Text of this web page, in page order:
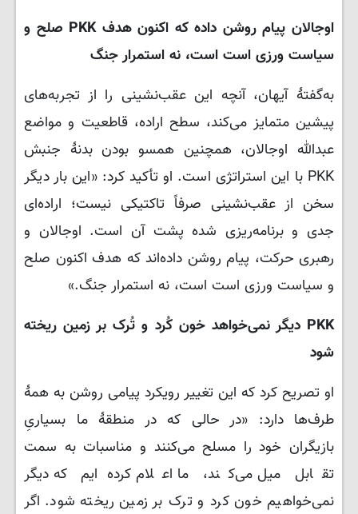
اوجالان پیام روشن داده‌ که اکنون هدف PKK صلح و
سیاست ورزی است است، نه استمرار جنگ
به‌گفتهٔ آیهان، آنچه این عقب‌نشینی را از تجربه‌های
پیشین متمایز می‌کند، سطح اراده، قاطعیت و مواضع
عبدالله اوجالان، همچنین همسو بودن بدنهٔ جنبش
PKK با این استراتژی است. او تأکید کرد: «این بار دیگر
سخن از عقب‌نشینی صرفاً تاکتیکی نیست؛ اراده‌ای
جدی و برنامه‌ریزی شده پشت آن است. اوجالان و
رهبری حرکت، پیام روشن داده‌اند که هدف اکنون صلح
و سیاست ورزی است است، نه استمرار جنگ.»
PKK دیگر نمی‌خواهد خون کُرد و تُرک بر زمین ریخته
شود
او تصریح کرد که این تغییر رویکرد پیامی روشن به همهٔ
طرف‌ها دارد: «در حالی که در منطقهٔ ما بسیاریِ
بازیگران خود را مسلح می‌کنند و مناسبات به سمت
تقابل میل می‌کند، ما اعلام کرده‌ایم که دیگر
نمی‌خواهیم خون کرد و ترک بر زمین ریخته شود. اگر